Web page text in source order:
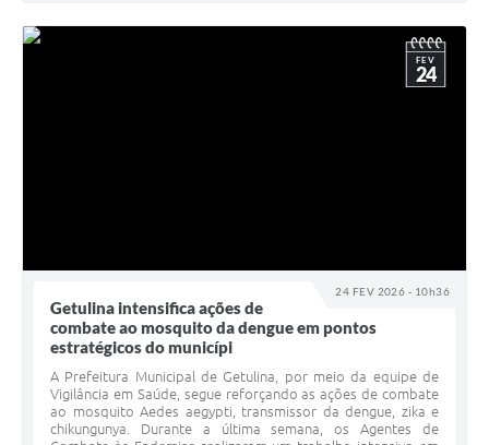
24 FEV 2026 - 10h36
FEV
24
Getulina intensifica ações de
combate ao mosquito da dengue em pontos
estratégicos do municípi
A Prefeitura Municipal de Getulina, por meio da equipe de
Vigilância em Saúde, segue reforçando as ações de combate
ao mosquito Aedes aegypti, transmissor da dengue, zika e
chikungunya. Durante a última semana, os Agentes de